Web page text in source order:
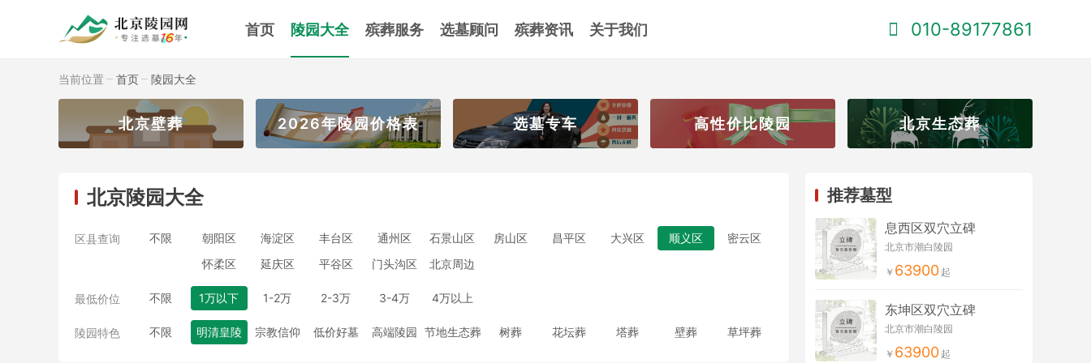
首页 陵园大全 殡葬服务 选墓顾问 殡葬资讯 关于我们 010-89177861
当前位置 首页 陵园大全
北京壁葬 2026年陵园价格表 选墓专车 高性价比陵园 北京生态葬
北京陵园大全
区县查询 不限 朝阳区 海淀区 丰台区 通州区 石景山区 房山区 昌平区 大兴区 顺义区
密云区
怀柔区
延庆区 平谷区 门头沟区 北京周边
最低价位 不限 1万以下 1-2万 2-3万 3-4万 4万以上
陵园特色 不限 明清皇陵 宗教信仰 低价好墓 高端陵园 节地生态葬 树葬 花坛葬 塔葬 壁葬 草坪葬
推荐墓型
息西区双穴立碑
北京市潮白陵园
63900
东坤区双穴立碑
北京市潮白陵园
63900